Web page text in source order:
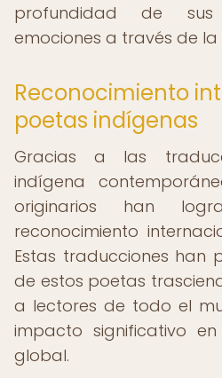
profundidad de sus
emociones a través de la
Reconocimiento
poetas indígenas
Gracias a las
indígena
originarios han
reconocimiento
Estas traducciones han
de estos poetas
a lectores de todo el
impacto significativo
global.